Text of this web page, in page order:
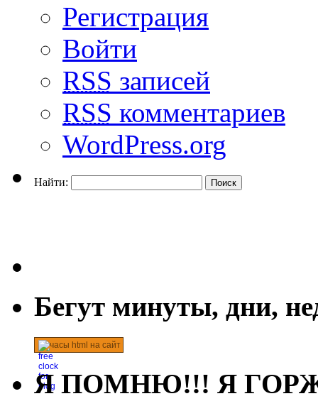
Регистрация
Войти
RSS записей
RSS комментариев
WordPress.org
Найти:
Бегут минуты, дни,
часы html на сайт
Я ПОМНЮ!!! Я